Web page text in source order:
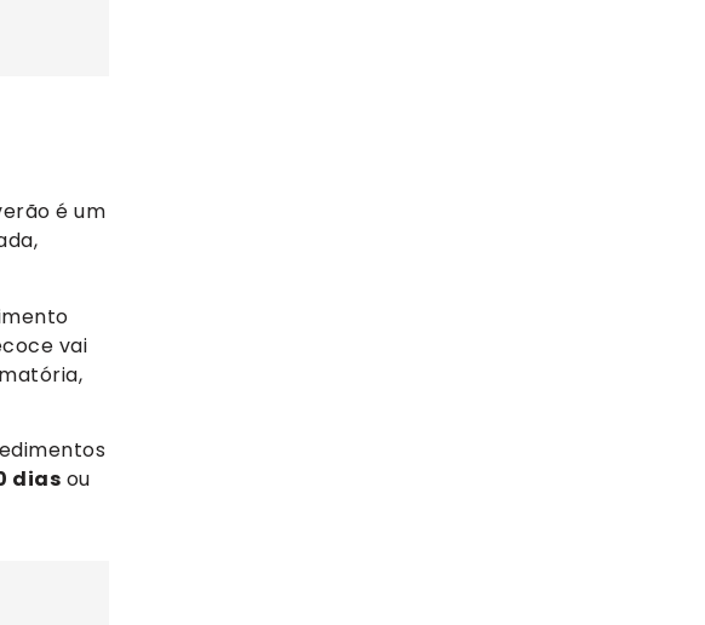
é um
vai
dias ou